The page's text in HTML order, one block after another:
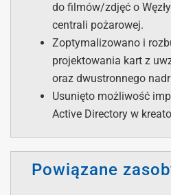
do filmów/zdjęć o
centrali pożarowej.
Zoptymalizowano i
projektowania kart z
oraz dwustronnego
Usunięto możliwość
Active Directory w
Powiązane